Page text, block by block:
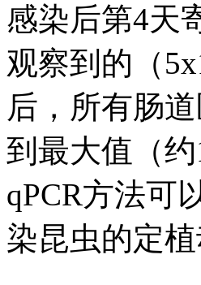
感染后第4天
观察到的（
后，所有肠
到最大值（
qPCR方法可
染昆虫的定植